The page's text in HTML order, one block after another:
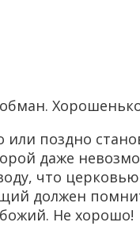
или поздно
даже
что
должен
Не хорошо!